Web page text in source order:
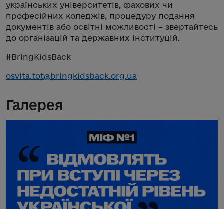
українських університетів, фахових чи
професійних коледжів, процедуру подання
документів або освітні можливості – звертайтесь
до організацій та державних інституцій.
#BringKidsBack
osvita.tot@bringkidsback.org.ua
Галерея